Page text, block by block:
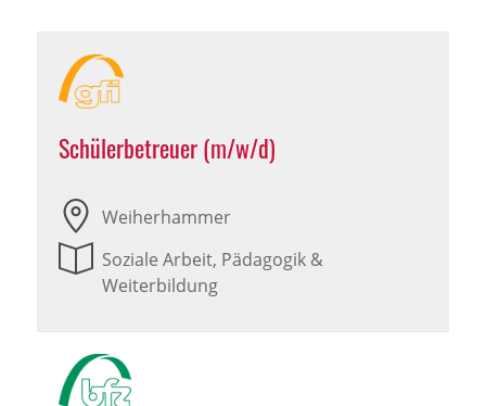
Schülerbetreuer (m/w/d)
Weiherhammer
Soziale Arbeit, Pädagogik &
Weiterbildung